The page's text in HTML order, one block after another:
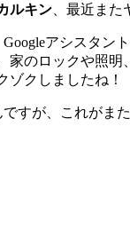
ルキン 、最近ま
アシスタン
家のロックや照
ゾクしましたね！
すが、これがま